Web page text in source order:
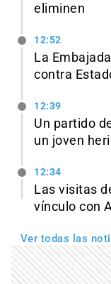
eliminen
12:52
La
contra
12:39
Un partido
un joven
12:34
Las visitas
vínculo con
Ver todas las